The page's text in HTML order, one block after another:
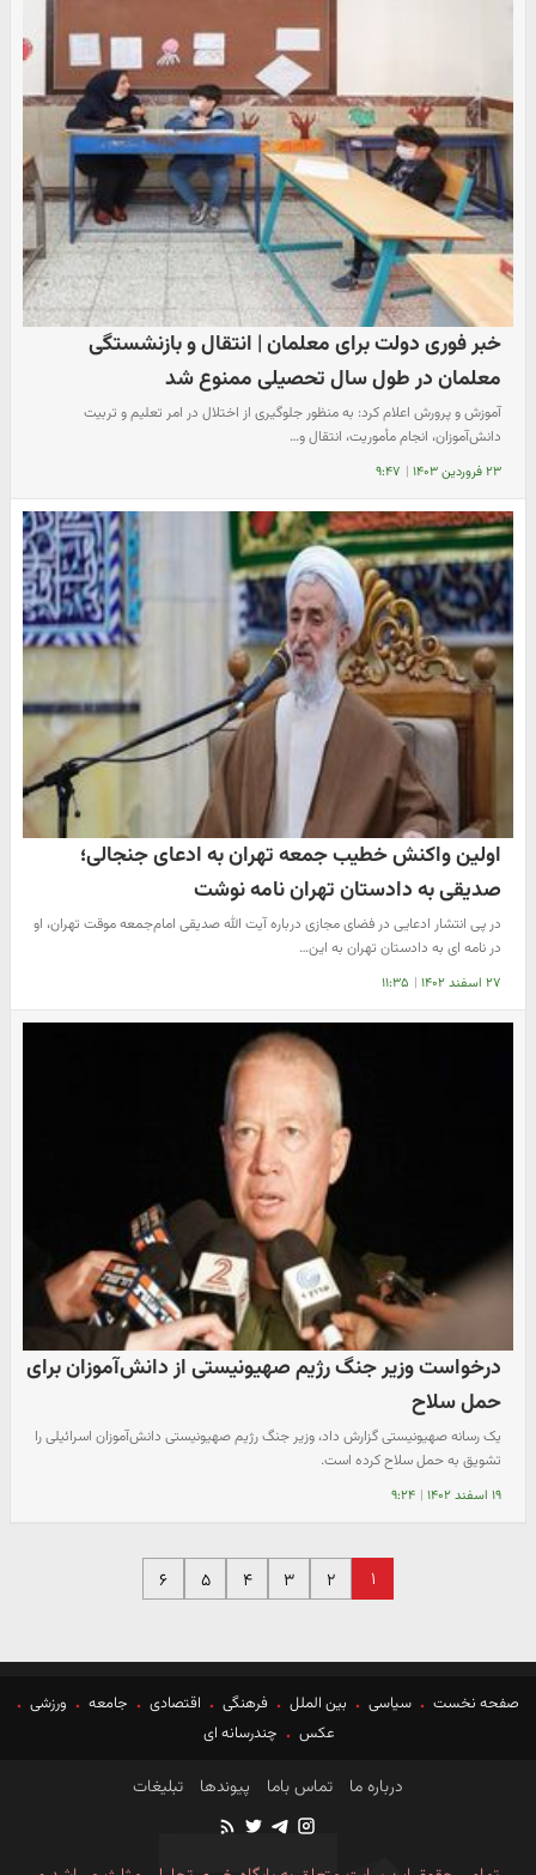
خبر فوری دولت برای معلمان | انتقال و بازنشستگی
معلمان در طول سال تحصیلی ممنوع شد
آموزش و پرورش اعلام کرد: به منظور جلوگیری از اختلال در امر تعلیم و تربیت
دانش‌آموزان، انجام مأموریت، انتقال و…
۲۳ فروردین ۱۴۰۳ | ۹:۴۷
اولین واکنش خطیب جمعه تهران به ادعای جنجالی؛
صدیقی به دادستان تهران نامه نوشت
در پی انتشار ادعایی در فضای مجازی درباره آیت الله صدیقی امام‌جمعه موقت تهران، او
در نامه ای به دادستان تهران به این…
۲۷ اسفند ۱۴۰۲ | ۱۱:۳۵
درخواست وزیر جنگ رژیم صهیونیستی از دانش‌آموزان برای
حمل سلاح
یک رسانه صهیونیستی گزارش داد، وزیر جنگ رژیم صهیونیستی دانش‌آموزان اسرائیلی را
تشویق به حمل سلاح کرده است.
۱۹ اسفند ۱۴۰۲ | ۹:۲۴
۱ ۲ ۳ ۴ ۵ ۶
صفحه نخست سیاسی بین الملل فرهنگی اقتصادی جامعه
ورزشی
عکس
چندرسانه ای
درباره ما تماس باما پیوندها تبلیغات